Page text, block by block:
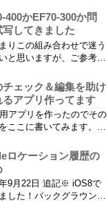
ィールド全体（少年用な
用の半分の大きさです）
きればカメラを放置して
できますし、選手のポジ
グを俯瞰で見てあとから
400かEF70-300か問
写してきました
りこの組み合わせで迷う
と思いますが、ご参考に
意ください。 息子がサ
始めたことで望遠レンズ
の撮影機会がまた増えて
。使っているのは EF70-
F4-5.6 IS USM というレ
チェック＆編集を助け
るアプリ作ってます
アプリを作ったのでその
ここに書いてみます。ま
されたら是非使ってみて
。 --------------------------------
「あのゴールシーン、ど
？」をゼロに。...
ロケーション履歴の
22日 追記※ iOS8で
した！バックグラウンド